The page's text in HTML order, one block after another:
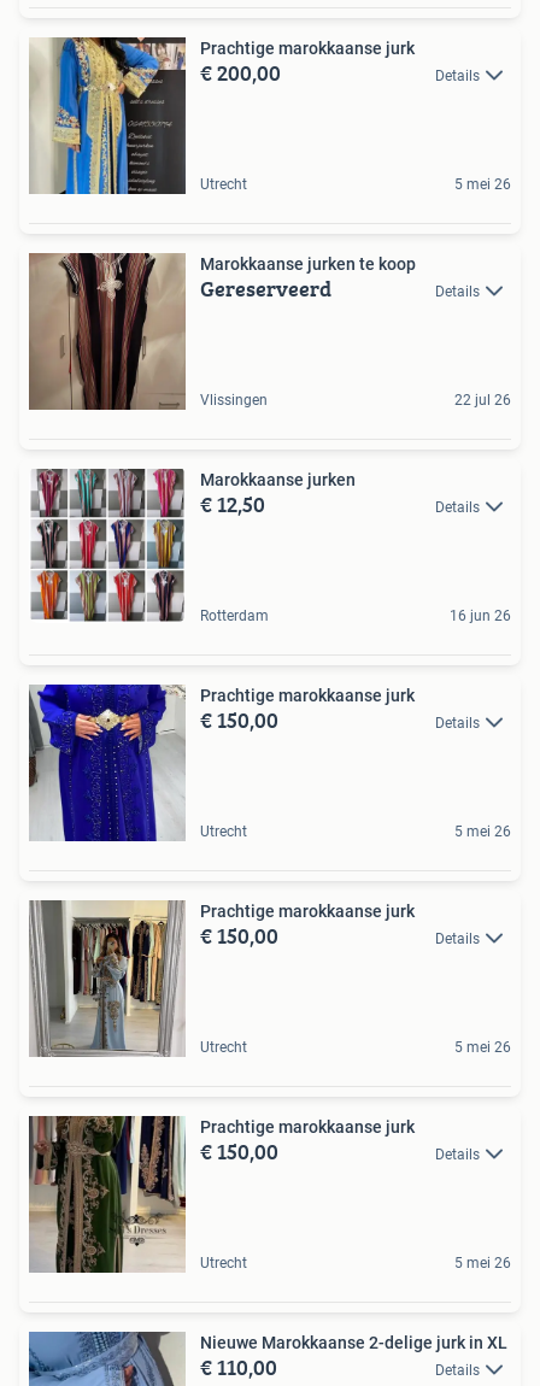
Prachtige marokkaanse jurk
€ 200,00 Details
Utrecht 5 mei 26
Marokkaanse jurken te koop
Gereserveerd Details
Vlissingen 22 jul 26
Marokkaanse jurken
€ 12,50 Details
Rotterdam 16 jun 26
Prachtige marokkaanse jurk
€ 150,00 Details
Utrecht 5 mei 26
Prachtige marokkaanse jurk
€ 150,00 Details
Utrecht 5 mei 26
Prachtige marokkaanse jurk
€ 150,00 Details
Utrecht 5 mei 26
Nieuwe Marokkaanse 2-delige jurk in XL
€ 110,00 Details